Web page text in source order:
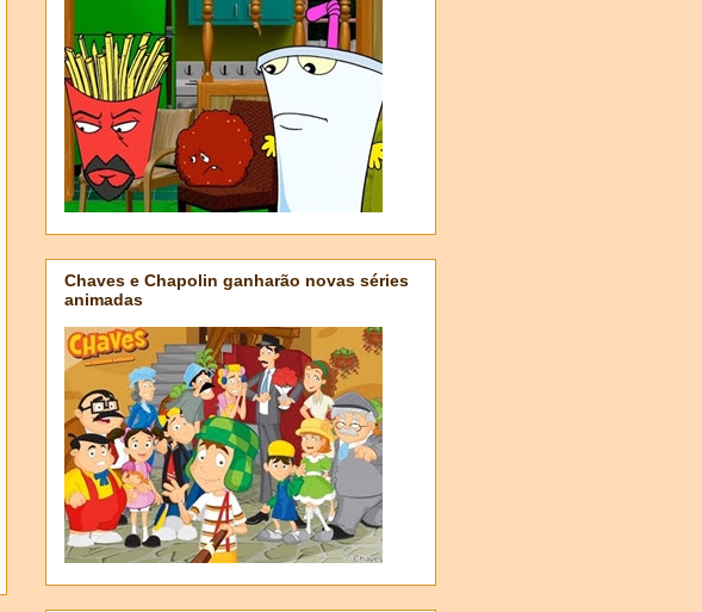
Chaves e Chapolin ganharão novas séries
animadas